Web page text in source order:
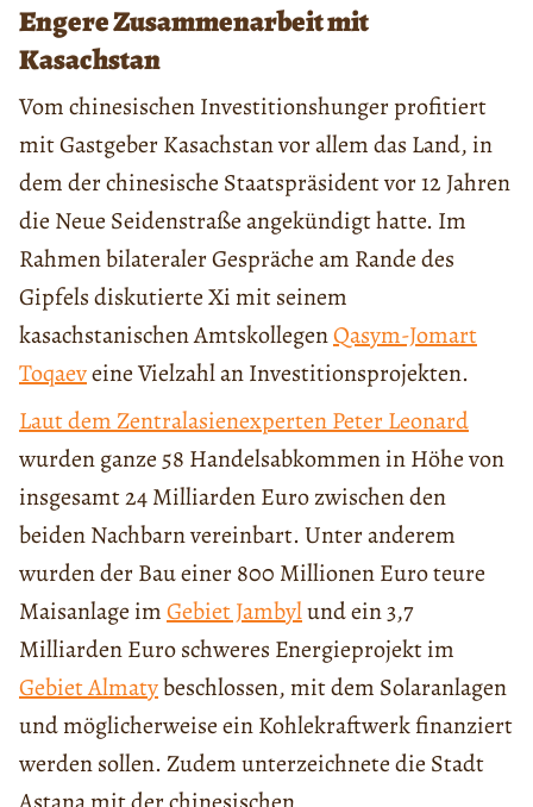
Engere Zusammenarbeit mit
Kasachstan
Vom chinesischen Investitionshunger profitiert
mit Gastgeber Kasachstan vor allem das Land, in
dem der chinesische Staatspräsident vor 12 Jahren
die Neue Seidenstraße angekündigt hatte. Im
Rahmen bilateraler Gespräche am Rande des
Gipfels diskutierte Xi mit seinem
kasachstanischen AmtskollegenQasym-Jomart
Toqaeveine Vielzahl an Investitionsprojekten.
Laut dem Zentralasienexperten Peter Leonard
wurden ganze 58 Handelsabkommen in Höhe von
insgesamt 24 Milliarden Euro zwischen den
beiden Nachbarn vereinbart. Unter anderem
wurden der Bau einer 800 Millionen Euro teure
Maisanlage imGebiet Jambylund ein 3,7
Milliarden Euro schweres Energieprojekt im
Gebiet Almatybeschlossen, mit dem Solaranlagen
und möglicherweise ein Kohlekraftwerk finanziert
werden sollen. Zudem unterzeichnete die Stadt